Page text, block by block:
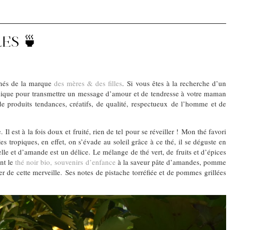
🍵
de la marquedes mères & des filles. Si vous êtes à la recherche d’un
pour transmettre un message d’amour et de tendresse à votre maman
tendances, créatifs, de qualité, respectueux de l’homme et de
Il est à la fois doux et fruité, rien de tel pour se réveiller ! Mon thé favori
tropiques, en effet, on s’évade au soleil grâce à ce thé, il se déguste en
et d’amande est un délice. Le mélange de thé vert, de fruits et d’épices
le thé noir bio, souvenirs d’enfance à la saveur pâte d’amandes, pomme
cette merveille. Ses notes de pistache torréfiée et de pommes grillées